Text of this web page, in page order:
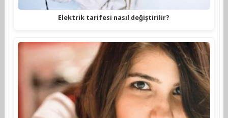
Elektrik tarifesi nasıl değiştirilir?